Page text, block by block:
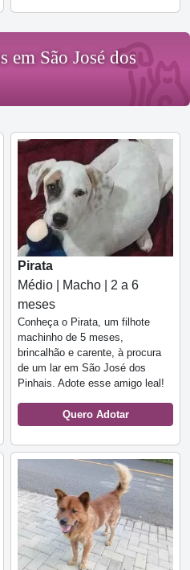
em São José dos
Pirata
Médio | Macho | 2 a 6
meses
Conheça o Pirata, um filhote
machinho de 5 meses,
brincalhão e carente, à procura
de um lar em São José dos
Pinhais. Adote esse amigo leal!
Quero Adotar